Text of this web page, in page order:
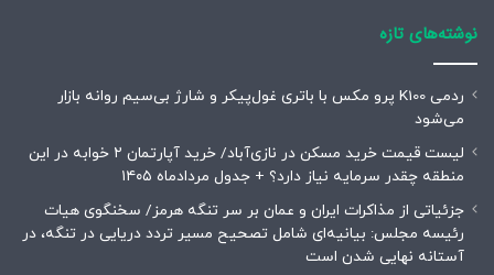
نوشته‌های تازه
ردمی K100 پرو مکس با باتری غول‌پیکر و شارژ بی‌سیم روانه بازار
می‌شود
لیست قیمت خرید مسکن در نازی‌آباد/ خرید آپارتمان ۲ خوابه در این
منطقه چقدر سرمایه نیاز دارد؟ + جدول مردادماه ۱۴۰۵
جزئیاتی از مذاکرات ایران و عمان بر سر تنگه هرمز/ سخنگوی هیات
رئیسه مجلس: بیانیه‌ای شامل تصحیح مسیر تردد دریایی در تنگه، در
آستانه نهایی شدن است